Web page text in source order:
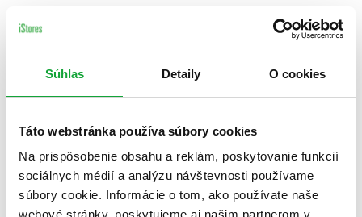
Súhlas Detaily O cookies
Táto webstránka používa súbory cookies
Na prispôsobenie obsahu a reklám, poskytovanie funkcií
sociálnych médií a analýzu návštevnosti používame
súbory cookie. Informácie o tom, ako používate naše
webové stránky, poskytujeme aj našim partnerom v